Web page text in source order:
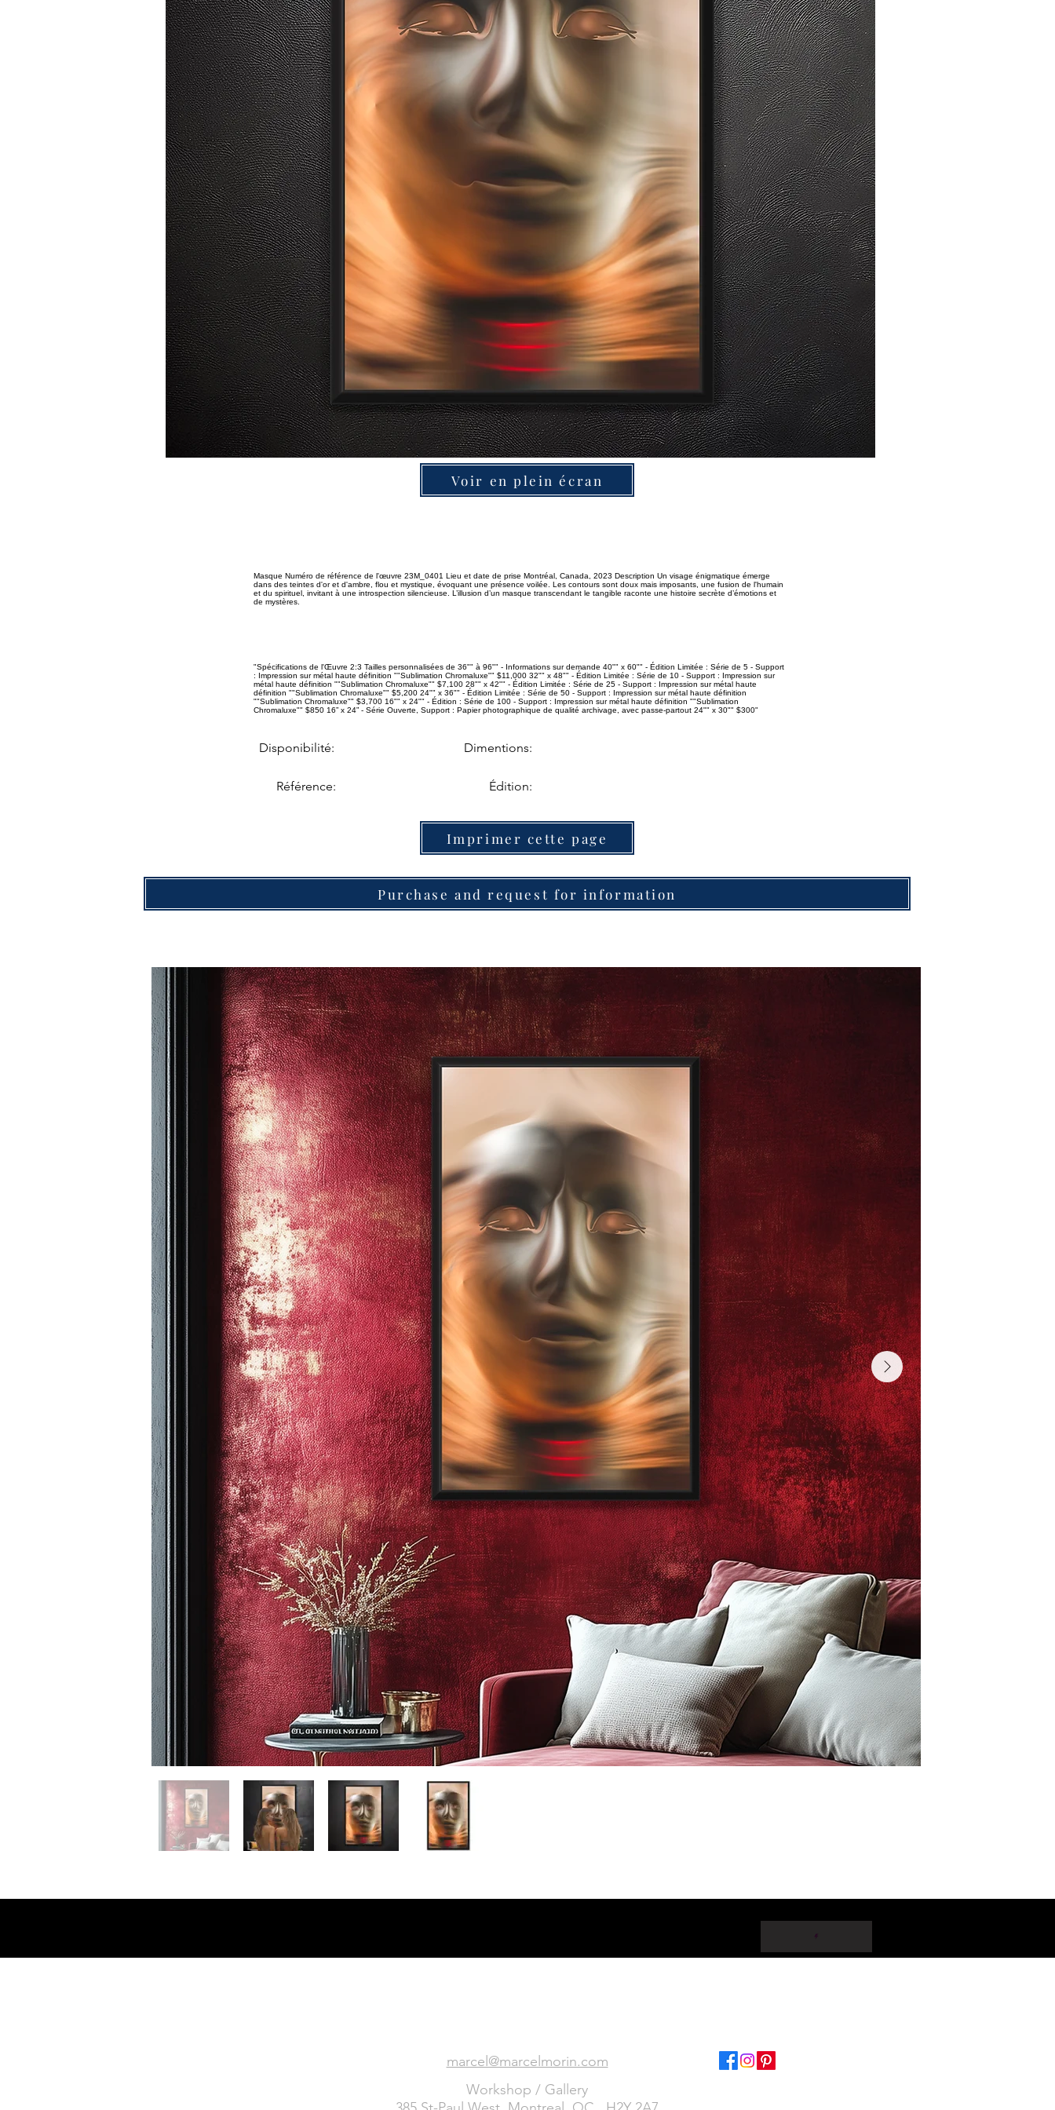
Voir en plein écran
Masque Numéro de référence de l'œuvre 23M_0401 Lieu et date de prise Montréal, Canada, 2023 Description Un visage énigmatique émerge
dans des teintes d'or et d'ambre, flou et mystique, évoquant une présence voilée. Les contours sont doux mais imposants, une fusion de l'humain
et du spirituel, invitant à une introspection silencieuse. L’illusion d’un masque transcendant le tangible raconte une histoire secrète d’émotions et
de mystères.
"Spécifications de l'Œuvre 2:3 Tailles personnalisées de 36"" à 96"" - Informations sur demande 40"" x 60"" - Édition Limitée : Série de 5 - Support
: Impression sur métal haute définition ""Sublimation Chromaluxe"" $11,000 32"" x 48"" - Édition Limitée : Série de 10 - Support : Impression sur
métal haute définition ""Sublimation Chromaluxe"" $7,100 28"" x 42"" - Édition Limitée : Série de 25 - Support : Impression sur métal haute
définition ""Sublimation Chromaluxe"" $5,200 24"" x 36"" - Édition Limitée : Série de 50 - Support : Impression sur métal haute définition
""Sublimation Chromaluxe"" $3,700 16"" x 24"" - Édition : Série de 100 - Support : Impression sur métal haute définition ""Sublimation
Chromaluxe"" $850 16” x 24” - Série Ouverte, Support : Papier photographique de qualité archivage, avec passe-partout 24"" x 30"" $300"
Dimentions:
Référence: Édition:
Disponibilité:
Imprimer cette page
Purchase and request for information
marcel@marcelmorin.com
Workshop / Gallery